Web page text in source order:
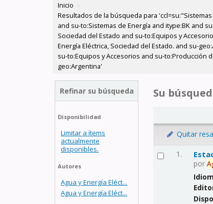
Inicio ›
Resultados de la búsqueda para 'ccl=su:"Sistemas
and su-to:Sistemas de Energía and itype:BK and
Sociedad del Estado and su-to:Equipos y
Energía Eléctrica, Sociedad del Estado. and su-
su-to:Equipos y Accesorios and su-to:Producción
geo:Argentina'
Refinar su búsqueda
Disponibilidad
Limitar a ítems
actualmente
disponibles.
Autores
Agua y Energía Eléct...
Agua y Energía Eléct...
Su
Quitar
1.
por